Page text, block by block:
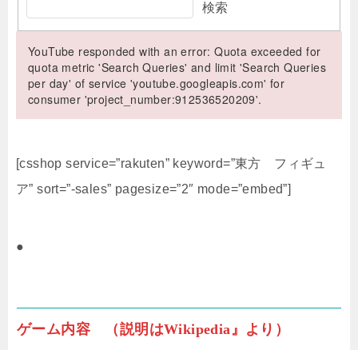
検索
YouTube responded with an error: Quota exceeded for
quota metric 'Search Queries' and limit 'Search Queries
per day' of service 'youtube.googleapis.com' for
consumer 'project_number:912536520209'.
[csshop service=”rakuten” keyword=”東方 フィギュ
ア” sort=”-sales” pagesize=”2″ mode=”embed”]
●
ゲーム内容 （説明はWikipedia』より）